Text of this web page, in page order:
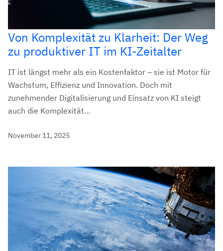
Von Komplexität zu Klarheit: Der Weg
zu produktiver IT im KI-Zeitalter
IT ist längst mehr als ein Kostenfaktor – sie ist Motor für
Wachstum, Effizienz und Innovation. Doch mit
zunehmender Digitalisierung und Einsatz von KI steigt
auch die Komplexität...
November 11, 2025